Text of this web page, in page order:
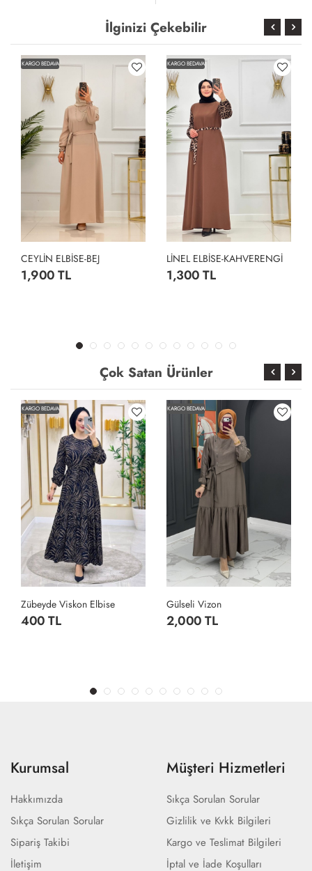
İlginizi Çekebilir
KARGO BEDAVA
CEYLİN ELBİSE-BEJ
1,900 TL
KARGO BEDAVA
LİNEL ELBİSE-KAHVERENGİ
1,300 TL
Çok Satan Ürünler
KARGO BEDAVA
Zübeyde Viskon Elbise
400 TL
KARGO BEDAVA
Gülseli Vizon
2,000 TL
Kurumsal
Hakkımızda
Sıkça Sorulan Sorular
Sipariş Takibi
İletişim
Müşteri Hizmetleri
Sıkça Sorulan Sorular
Gizlilik ve Kvkk Bilgileri
Kargo ve Teslimat Bilgileri
İptal ve İade Koşulları